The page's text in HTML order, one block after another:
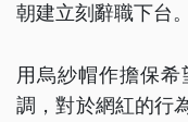
朝建立刻辭職下台。
用烏紗帽作擔保
調，對於網紅的行